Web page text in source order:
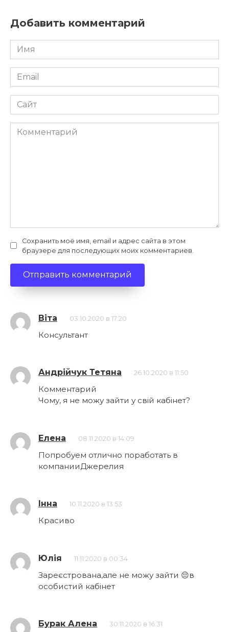
Добавить комментарий
Имя
*
Email
*
Сайт
Комментарий
Сохранить моё имя, email и адрес сайта в этом
браузере для последующих моих комментариев.
Віта 03.10.2020 в 17:20
Консультант
Андрійчук Тетяна 26.10.2020 в 11:50
Комментарий
Чому, я не можу зайти у свій кабінет?
Елена 08.11.2020 в 14:09
Попробуем отлично поработать в
компанииДжерелия
Інна 10.11.2020 в 13:53
Красиво
Юлія 11.11.2020 в 00:34
Зареєстрована,але не можу зайти 😔в
особистий кабінет
Бурак Алена 30.11.2020 в 16:31